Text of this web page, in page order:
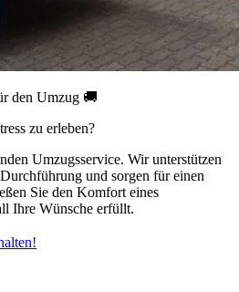
den Umzug 🚚
zu erleben?
Umzugsservice. Wir unterstützen
und sorgen für einen
Sie den Komfort eines
Ihre Wünsche erfüllt.